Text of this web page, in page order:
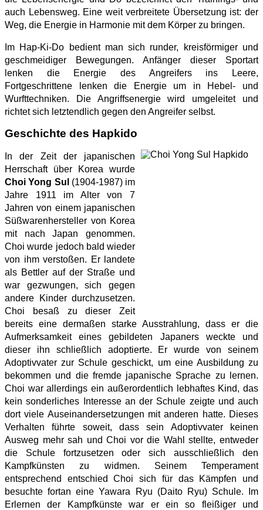
auch Lebensweg. Eine weit verbreitete Übersetzung ist: der
Weg, die Energie in Harmonie mit dem Körper zu bringen.
Im Hap-Ki-Do bedient man sich runder, kreisförmiger und
geschmeidiger Bewegungen. Anfänger dieser Sportart
lenken die Energie des Angreifers ins Leere,
Fortgeschrittene lenken die Energie um in Hebel- und
Wurfttechniken. Die Angriffsenergie wird umgeleitet und
richtet sich letztendlich gegen den Angreifer selbst.
Geschichte des Hapkido
In der Zeit der japanischen
Herrschaft über Korea wurde
Choi Yong Sul (1904-1987) im
Jahre 1911 im Alter von 7
Jahren von einem japanischen
Süßwarenhersteller von Korea
mit nach Japan genommen.
Choi wurde jedoch bald wieder
von ihm verstoßen. Er landete
als Bettler auf der Straße und
war gezwungen, sich gegen
andere Kinder durchzusetzen.
Choi besaß zu dieser Zeit
bereits eine dermaßen starke Ausstrahlung, dass er die
Aufmerksamkeit eines gebildeten Japaners weckte und
dieser ihn schließlich adoptierte. Er wurde von seinem
Adoptivvater zur Schule geschickt, um eine Ausbildung zu
bekommen und die fremde japanische Sprache zu lernen.
Choi war allerdings ein außerordentlich lebhaftes Kind, das
kein sonderliches Interesse an der Schule zeigte und auch
dort viele Auseinandersetzungen mit anderen hatte. Dieses
Verhalten führte soweit, dass sein Adoptivvater keinen
Ausweg mehr sah und Choi vor die Wahl stellte, entweder
die Schule fortzusetzen oder sich ausschließlich den
Kampfkünsten zu widmen. Seinem Temperament
entsprechend entschied Choi sich für das Kämpfen und
besuchte fortan eine Yawara Ryu (Daito Ryu) Schule. Im
Erlernen der Kampfkünste war er ein so fleißiger und